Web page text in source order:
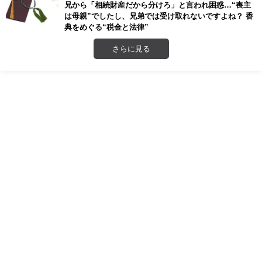
兄から「相続財産だから分けろ」と言われ困惑…“喪主
は母親”でしたし、兄弟では受け取れないですよね？ 香
典をめぐる“税金と法律”
さらに見る